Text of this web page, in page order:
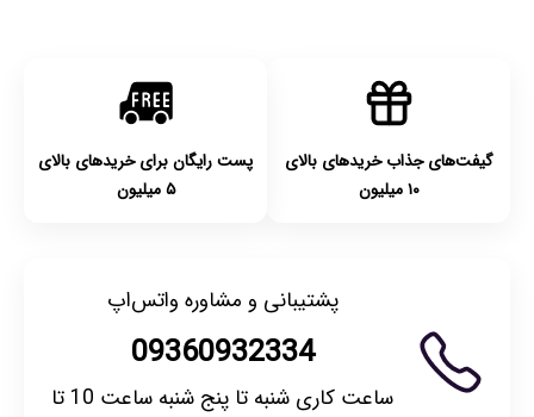
گیفت‌های جذاب خریدهای بالای
۱۰ میلیون
پست رایگان برای خریدهای بالای
۵ میلیون
پشتیبانی و مشاوره واتس‌اپ
09360932334
ساعت کاری شنبه تا پنج شنبه ساعت 10 تا